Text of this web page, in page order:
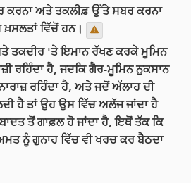
ਕਰਨਾ ਅਤੇ ਤਕਲੀਫ਼ ਉੱਤੇ ਸਬਰ ਕਰਨਾ
ਵਿੱਚੋਂ ਹਨ।
ਤਕਦੀਰ 'ਤੇ ਇਮਾਨ ਰੱਖਣ ਕਰਕੇ ਮੂਮਿਨ
ਰਹਿੰਦਾ ਹੈ, ਜਦਕਿ ਗੈਰ-ਮੂਮਿਨ ਨੁਕਸਾਨ
ਰਹਿੰਦਾ ਹੈ, ਅਤੇ ਜਦੋਂ ਅੱਲਾਹ ਦੀ
ਹੈ ਤਾਂ ਉਹ ਉਸ ਵਿੱਚ ਅਲੱਜ ਜਾਂਦਾ ਹੈ
ਤੋਂ ਗਾਫ਼ਲ ਹੋ ਜਾਂਦਾ ਹੈ, ਇਥੋਂ ਤੱਕ ਕਿ
ਨੂੰ ਗੁਨਾਹ ਵਿੱਚ ਵੀ ਖਰਚ ਕਰ ਬੈਠਦਾ